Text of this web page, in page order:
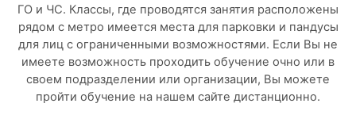
ГО и ЧС. Классы, где проводятся занятия расположены
рядом с метро имеется места для парковки и пандусы
для лиц с ограниченными возможностями. Если Вы не
имеете возможность проходить обучение очно или в
своем подразделении или организации, Вы можете
пройти обучение на нашем сайте дистанционно.